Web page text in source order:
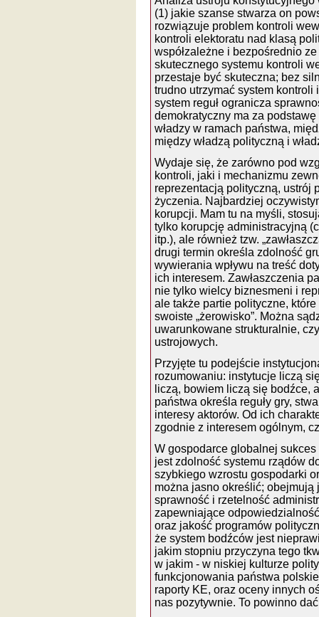
(1) jakie szanse stwarza on
rozwiązuje problem kontroli
kontroli elektoratu nad klasą
współzależne i bezpośrednio
skutecznego systemu kontroli
przestaje być skuteczna; bez
trudno utrzymać system
system reguł ogranicza
demokratyczny ma za
władzy w ramach państwa,
między władzą polityczną i
Wydaje się, że zarówno pod
kontroli, jaki i mechanizmu
reprezentacją polityczną, ustrój
życzenia. Najbardziej
korupcji. Mam tu na myśli,
tylko korupcję administracyjną
itp.), ale również tzw.
drugi termin określa zdolność
wywierania wpływu na treść
ich interesem. Zawłaszczenia
nie tylko wielcy biznesmeni i
ale także partie polityczne,
swoiste „żerowisko”. Można
uwarunkowane strukturalnie,
ustrojowych.
Przyjęte tu podejście
rozumowaniu: instytucje liczą
liczą, bowiem liczą się bodźce,
państwa określa reguły gry,
interesy aktorów. Od ich
zgodnie z interesem ogólnym,
W gospodarce globalnej
jest zdolność systemu rządów
szybkiego wzrostu gospodarki
można jasno określić;
sprawność i rzetelność
zapewniające
oraz jakość programów
że system bodźców jest
jakim stopniu przyczyna tego
w jakim - w niskiej kulturze
funkcjonowania państwa
raporty KE, oraz oceny innych
nas pozytywnie. To powinno